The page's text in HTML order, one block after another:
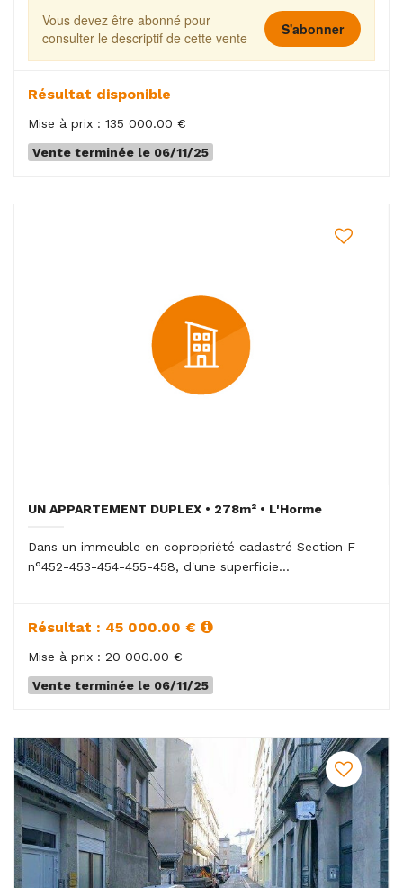
Vous devez être abonné pour
consulter le descriptif de cette vente
S'abonner
Résultat disponible
Mise à prix : 135 000.00 €
Vente terminée le 06/11/25
UN APPARTEMENT DUPLEX • 278m² • L'Horme
Dans un immeuble en copropriété cadastré Section F
n°452-453-454-455-458, d'une superficie...
Résultat : 45 000.00 €
Mise à prix : 20 000.00 €
Vente terminée le 06/11/25